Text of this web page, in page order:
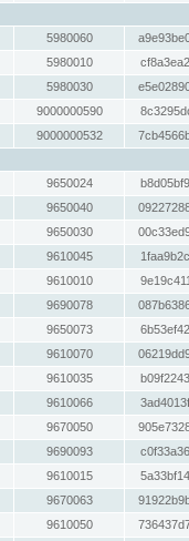
5980060
5980010
5980030
9000000590
9000000532
9650024
9650040
9650030
9610045
9610010
9690078
9650073
9610070
9610035
9610066
9670050
9690093
9610015
9670063
9610050